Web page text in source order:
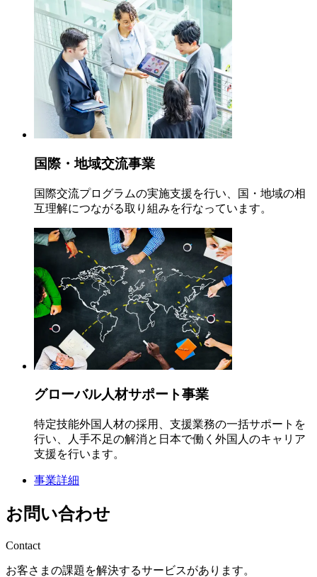
国際・地域交流事業
国際交流プログラムの実施支援を行い、国・地域の相
互理解につながる取り組みを行なっています。
グローバル人材サポート事業
特定技能外国人材の採用、支援業務の一括サポートを
行い、人手不足の解消と日本で働く外国人のキャリア
支援を行います。
事業詳細
お問い合わせ
Contact
お客さまの課題を解決するサービスがあります。